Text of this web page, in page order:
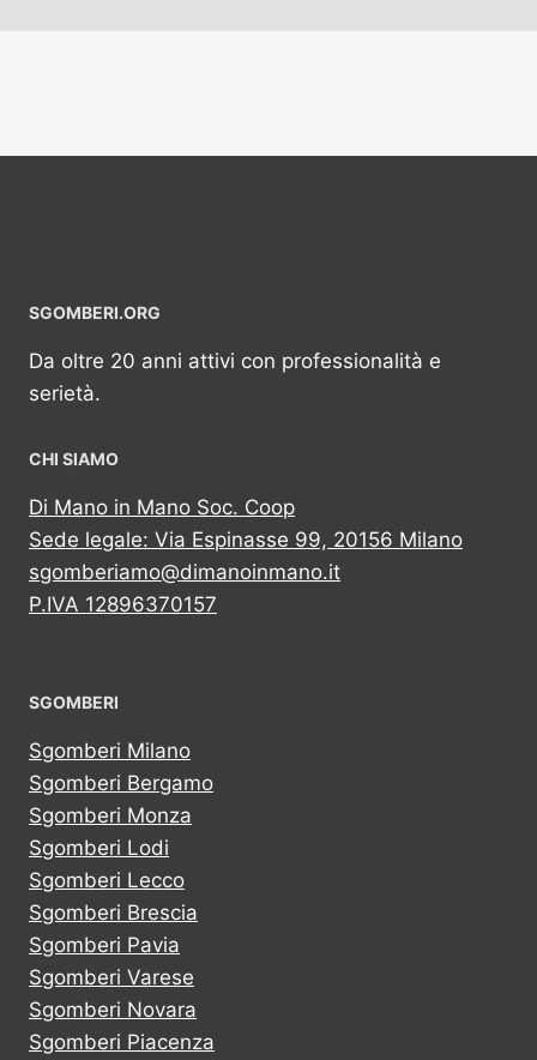
SGOMBERI.ORG
Da oltre 20 anni attivi con professionalità e
serietà.
CHI SIAMO
Di Mano in Mano Soc. Coop
Sede legale: Via Espinasse 99, 20156 Milano
sgomberiamo@dimanoinmano.it
P.IVA 12896370157
SGOMBERI
Sgomberi Milano
Sgomberi Bergamo
Sgomberi Monza
Sgomberi Lodi
Sgomberi Lecco
Sgomberi Brescia
Sgomberi Pavia
Sgomberi Varese
Sgomberi Novara
Sgomberi Piacenza